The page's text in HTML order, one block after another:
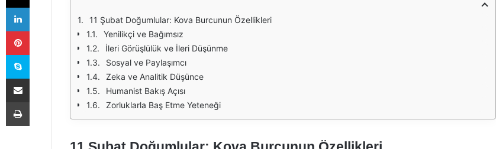
11 Şubat Doğumlular: Kova Burcunun Özellikleri
Yenilikçi ve Bağımsız
İleri Görüşlülük ve İleri Düşünme
Sosyal ve Paylaşımcı
Zeka ve Analitik Düşünce
Humanist Bakış Açısı
Zorluklarla Baş Etme Yeteneği
LinkedIn
Pinterest
Skype
E-Posta ile paylaş